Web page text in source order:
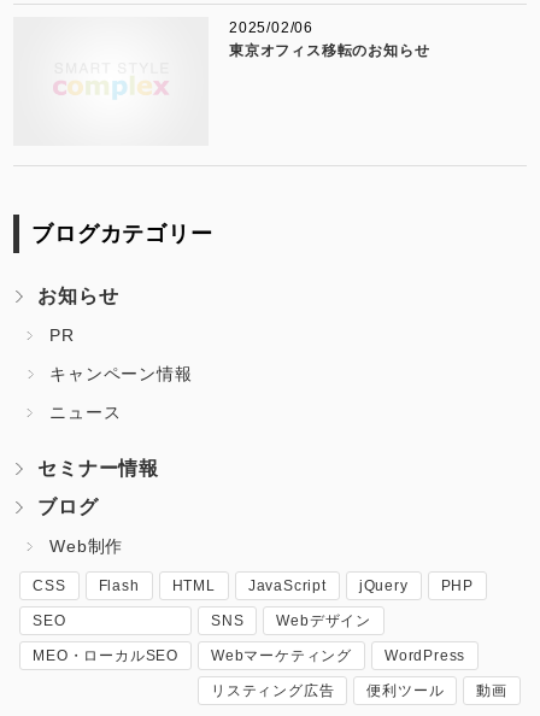
2025/02/06
東京オフィス移転のお知らせ
ブログカテゴリー
お知らせ
PR
キャンペーン情報
ニュース
セミナー情報
ブログ
Web制作
CSS Flash HTML JavaScript jQuery PHP
SEO
MEO・ローカルSEO
SNS Webデザイン
Webマーケティング WordPress
リスティング広告 便利ツール 動画